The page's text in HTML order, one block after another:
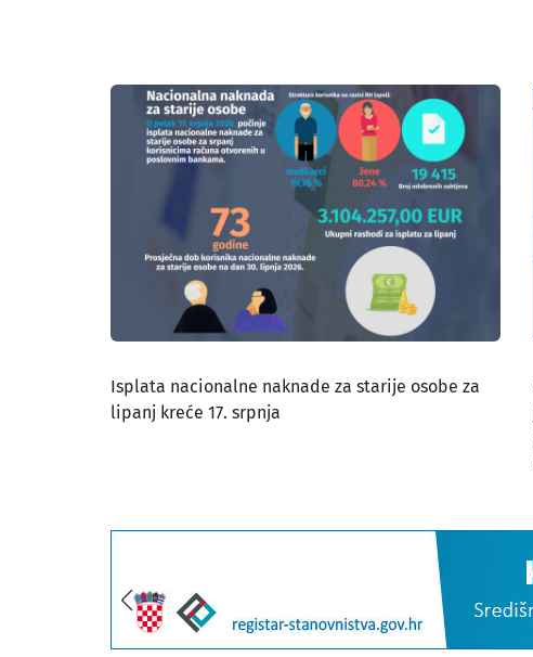
Isplata nacionalne naknade za starije osobe za
lipanj kreće 17. srpnja